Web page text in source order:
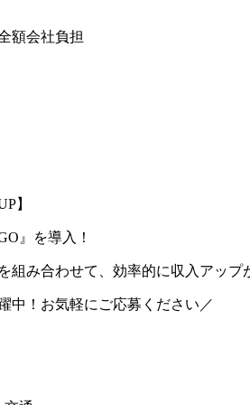
額会社負担
】
』を導入！
組み合わせて、効率的に収入アップ
中！お気軽にご応募ください／